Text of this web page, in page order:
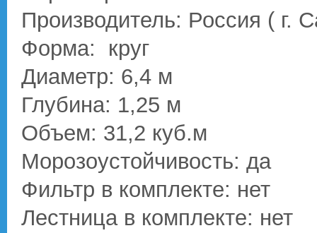
Производитель: Россия ( г.
Форма: круг
Диаметр: 6,4 м
Глубина: 1,25 м
Объем: 31,2 куб.м
Морозоустойчивость: да
Фильтр в комплекте: нет
Лестница в комплекте: нет